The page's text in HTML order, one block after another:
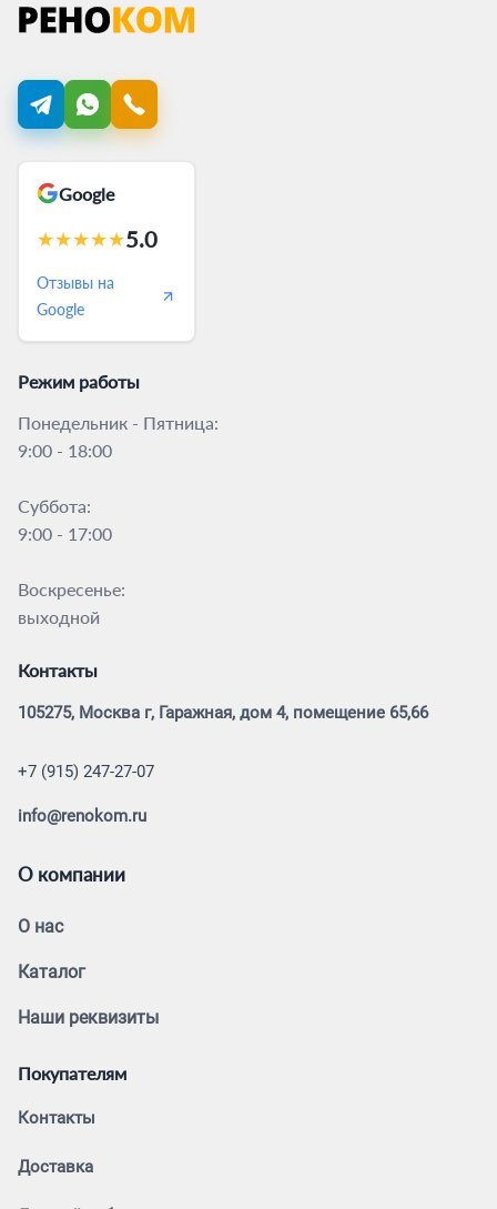
Google
★★★★★5.0
Отзывы на
Google
Режим работы
Понедельник - Пятница:
9:00 - 18:00
Суббота:
9:00 - 17:00
Воскресенье:
выходной
Контакты
105275, Москва г, Гаражная, дом 4, помещение 65,66
+7 (915) 247-27-07
info@renokom.ru
О компании
О нас
Каталог
Наши реквизиты
Покупателям
Контакты
Доставка